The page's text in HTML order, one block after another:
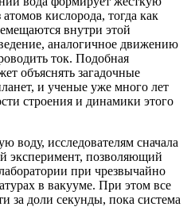
кислорода, тогда как
внутри этой
аналогичное движению
ток. Подобная
объяснять загадочные
и ученые уже много лет
строения и динамики этого
воду, исследователям сначала
эксперимент, позволяющий
при чрезвычайно
в вакууме. При этом все
за доли секунды, пока система